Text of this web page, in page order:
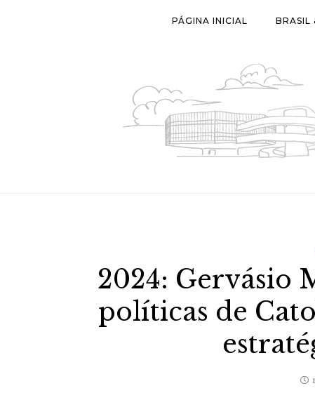
PÁGINA INICIAL BRASIL
2024: Gervásio
políticas de